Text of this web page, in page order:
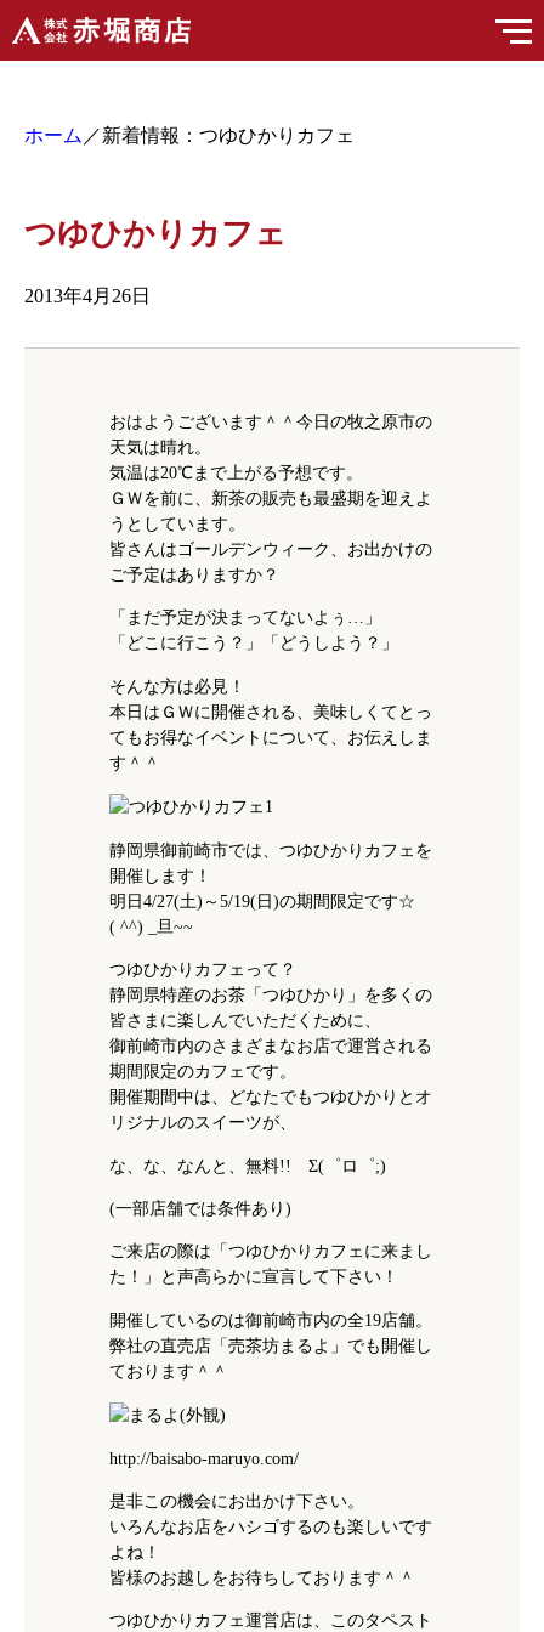
ホーム ／新着情報：つゆひかりカフェ
つゆひかりカフェ
2013年4月26日
おはようございます＾＾今日の牧之原市の
天気は晴れ。
気温は20℃まで上がる予想です。
ＧＷを前に、新茶の販売も最盛期を迎えよ
うとしています。
皆さんはゴールデンウィーク、お出かけの
ご予定はありますか？
「まだ予定が決まってないよぅ…」
「どこに行こう？」「どうしよう？」
そんな方は必見！
本日はＧＷに開催される、美味しくてとっ
てもお得なイベントについて、お伝えしま
す＾＾
静岡県御前崎市では、つゆひかりカフェを
開催します！
明日4/27(土)～5/19(日)の期間限定です☆
( ^^) _旦~~
つゆひかりカフェって？
静岡県特産のお茶「つゆひかり」を多くの
皆さまに楽しんでいただくために、
御前崎市内のさまざまなお店で運営される
期間限定のカフェです。
開催期間中は、どなたでもつゆひかりとオ
リジナルのスイーツが、
な、な、なんと、無料!! Σ(゜ロ゜;)
(一部店舗では条件あり)
ご来店の際は「つゆひかりカフェに来まし
た！」と声高らかに宣言して下さい！
開催しているのは御前崎市内の全19店舗。
弊社の直売店「売茶坊まるよ」でも開催し
ております＾＾
http://baisabo-maruyo.com/
是非この機会にお出かけ下さい。
いろんなお店をハシゴするのも楽しいです
よね！
皆様のお越しをお待ちしております＾＾
つゆひかりカフェ運営店は、このタペスト